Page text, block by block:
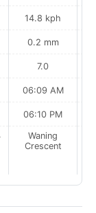
14.8 kph
0.2 mm
7.0
06:09 AM
06:10 PM
Waning
Crescent